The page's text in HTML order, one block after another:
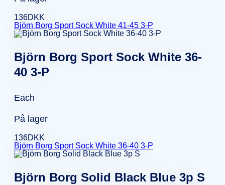
136DKK
Björn Borg Sport Sock White 41-45 3-P
Björn Borg Sport Sock White 36-
40 3-P
Each
På lager
136DKK
Björn Borg Sport Sock White 36-40 3-P
Björn Borg Solid Black Blue 3p S